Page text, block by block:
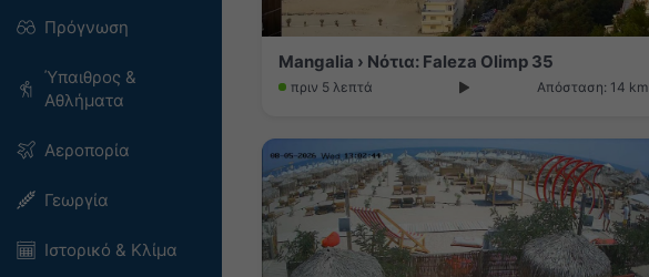
Πρόγνωση
Ύπαιθρος &
Αθλήματα
Αεροπορία
Γεωργία
Ιστορικό & Κλίμα
Mangalia › Νότια: Faleza Olimp 35
πριν 5 λεπτά Απόσταση: 14 km